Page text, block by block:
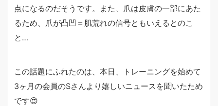
点になるのだそうです。また、爪は皮膚の一部にあた
るため、爪が凸凹＝肌荒れの信号ともいえるとのこ
と…
この話題にふれたのは、本日、トレーニングを始めて
3ヶ月の会員のSさんより嬉しいニュースを聞いたため
です😍